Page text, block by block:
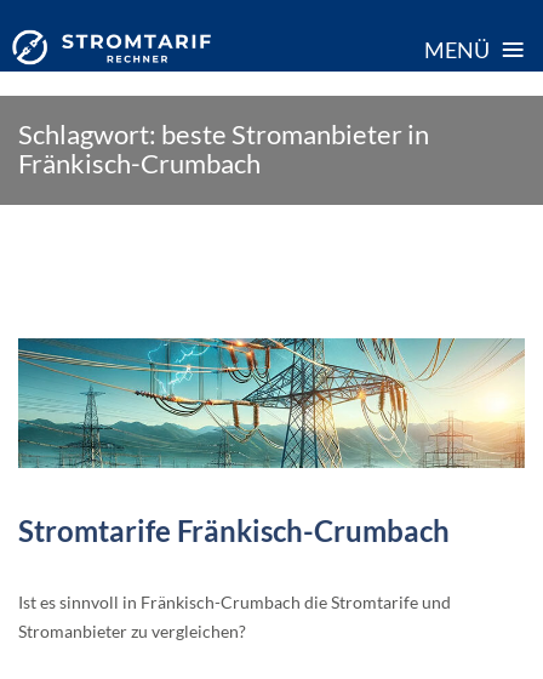
MENÜ ≡
content
Schlagwort: beste Stromanbieter in
Fränkisch-Crumbach
Stromtarife Fränkisch-Crumbach
Ist es sinnvoll in Fränkisch-Crumbach die Stromtarife und
Stromanbieter zu vergleichen?